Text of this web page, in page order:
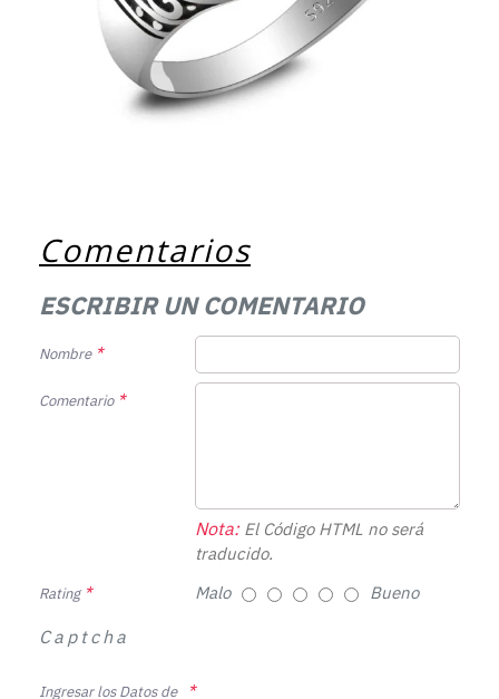
Comentarios
ESCRIBIR UN COMENTARIO
Nombre
Comentario
Nota:El Código HTML no será
traducido.
Rating Malo Bueno
Captcha
Ingresar los Datos de